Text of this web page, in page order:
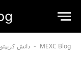
MEXC Blog
- دانش کریپتو